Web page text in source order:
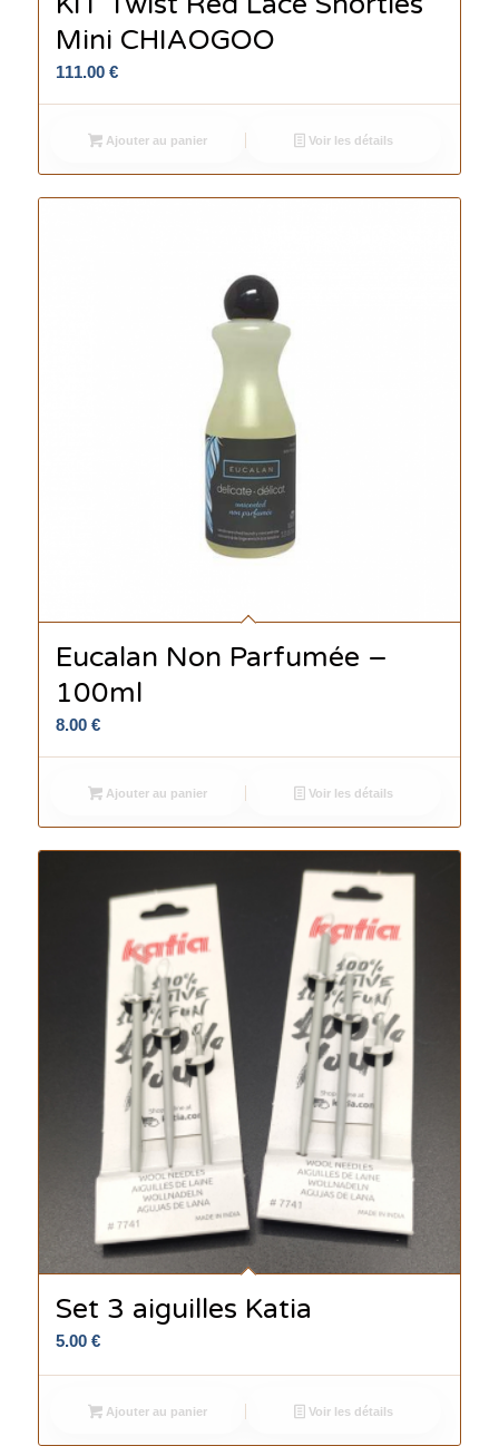
Mini CHIAOGOO
111.00 €
Ajouter au panier Voir les détails
Eucalan Non Parfumée –
100ml
8.00 €
Ajouter au panier Voir les détails
Set 3 aiguilles Katia
5.00 €
Ajouter au panier Voir les détails